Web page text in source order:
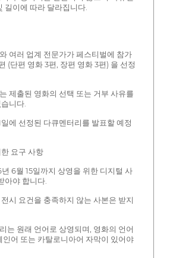
길이에 따라 달라집니다.
여러 업계 전문가가 페스티벌에 참가
(단편 영화 3편, 장편 영화 3편) 을 선정
제출된 영화의 선택 또는 거부 사유를
니다.
에 선정된 다큐멘터리를 발표할 예정
요구 사항
6월 15일까지 상영을 위한 디지털 사
아야 합니다.
시 요건을 충족하지 않는 사본은 받지
는 원래 언어로 상영되며, 영화의 언어
인어 또는 카탈로니아어 자막이 있어야